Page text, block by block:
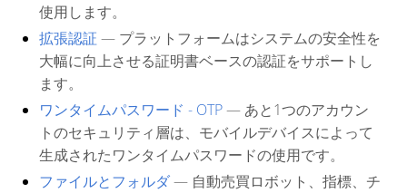
使用します。
拡張認証 — プラットフォームはシステムの安全性を
大幅に向上させる証明書ベースの認証をサポートし
ます。
ワンタイムパスワード - OTP— あと1つのアカウン
トのセキュリティ層は、モバイルデバイスによって
生成されたワンタイムパスワードの使用です。
ファイルとフォルダ— 自動売買ロボット、指標、チ